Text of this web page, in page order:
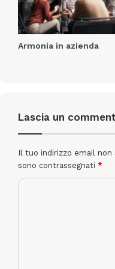
rimane uno degli
contributo delle
molto importante e
Cosa provano i
scuola?
I sentimenti espressi
Armonia in azienda
Lascia un
Il tuo indirizzo email non
sono contrassegnati *